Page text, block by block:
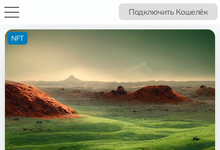
Подключить Кошелёк
NFT